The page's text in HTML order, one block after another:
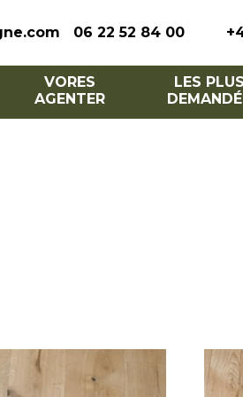
06 22 52 84 00
VORES
AGENTER
LES PLUS